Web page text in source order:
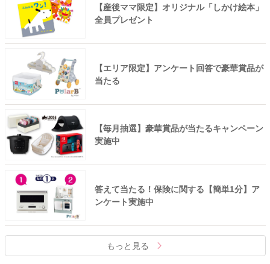
【産後ママ限定】オリジナル「しかけ絵本」
全員プレゼント
【エリア限定】アンケート回答で豪華賞品が
当たる
【毎月抽選】豪華賞品が当たるキャンペーン
実施中
答えて当たる！保険に関する【簡単1分】ア
ンケート実施中
もっと見る